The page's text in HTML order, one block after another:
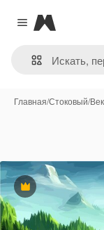
Close menu
Magnific
Главная/Стоковый/
Премиум